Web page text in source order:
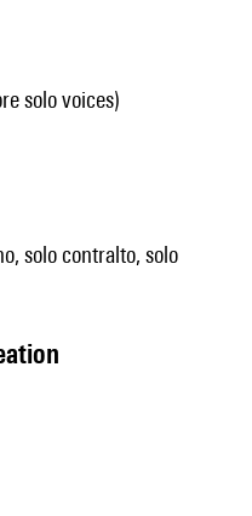
solo voices)